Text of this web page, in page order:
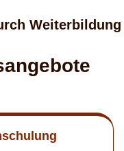
Weiterbildung